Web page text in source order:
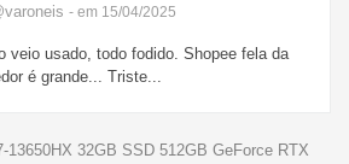
- em 15/04/2025
veio usado, todo fodido. Shopee fela da
é grande... Triste...
13650HX 32GB SSD 512GB GeForce RTX